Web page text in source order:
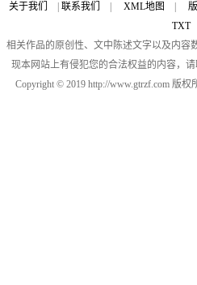
关于我们 联系我们 XML地图
TXT
相关作品的原创性、文中陈述文字以及内容
现本网站上有侵犯您的合法权益的内容，
Copyright © 2019 http://www.gtrzf.com 版